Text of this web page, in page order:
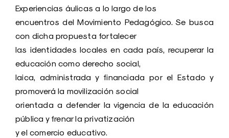
Experiencias áulicas a lo largo de los
encuentros del Movimiento Pedagógico. Se busca
con dicha propuesta fortalecer
las identidades locales en cada país, recuperar la
educación como derecho social,
laica, administrada y financiada por el Estado y
promoverá la movilización social
orientada a defender la vigencia de la educación
pública y frenar la privatización
y el comercio educativo.